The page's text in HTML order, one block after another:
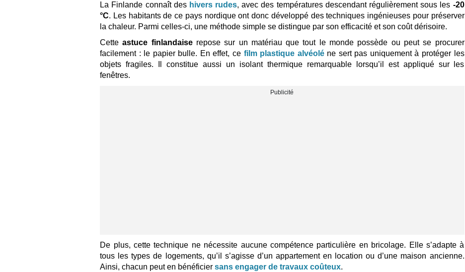
La Finlande connaît des hivers rudes, avec des températures descendant régulièrement sous les -20
°C. Les habitants de ce pays nordique ont donc développé des techniques ingénieuses pour préserver
la chaleur. Parmi celles-ci, une méthode simple se distingue par son efficacité et son coût dérisoire.
Cetteastuce finlandaiserepose sur un matériau que tout le monde possède ou peut se procurer
facilement : le papier bulle. En effet, ce film plastique alvéoléne sert pas uniquement à protéger les
objets fragiles. Il constitue aussi un isolant thermique remarquable lorsqu’il est appliqué sur les
fenêtres.
De plus, cette technique ne nécessite aucune compétence particulière en bricolage. Elle s’adapte à
tous les types de logements, qu’il s’agisse d’un appartement en location ou d’une maison ancienne.
Ainsi, chacun peut en bénéficiersans engager de travaux coûteux.